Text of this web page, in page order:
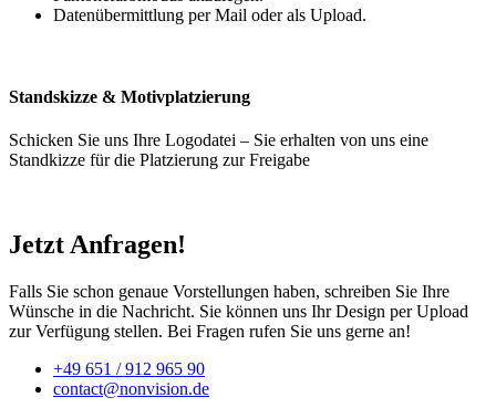
Datenübermittlung per Mail oder als Upload.
Standskizze & Motivplatzierung
Schicken Sie uns Ihre Logodatei – Sie erhalten von uns eine
Standkizze für die Platzierung zur Freigabe
Jetzt Anfragen!
Falls Sie schon genaue Vorstellungen haben, schreiben Sie Ihre
Wünsche in die Nachricht. Sie können uns Ihr Design per Upload
zur Verfügung stellen. Bei Fragen rufen Sie uns gerne an!
+49 651 / 912 965 90
contact@nonvision.de